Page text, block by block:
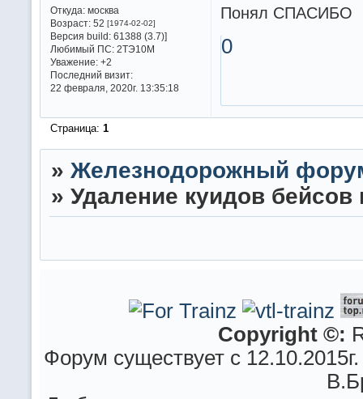
Откуда:москва
Возраст:52 [1974-02-02]
Версия build:61388 (3.7)]
Любимый ПС:2ТЭ10М
Уважение: +2
Последний визит:
22 февраля, 2020г. 13:35:18
Понял СПАСИБО
0
Страница: 1
» Железнодорожный
» Удаление куидов бейсов
Copyright ©:
Форум существует с